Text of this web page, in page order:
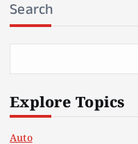
Search
Explore Topics
Auto